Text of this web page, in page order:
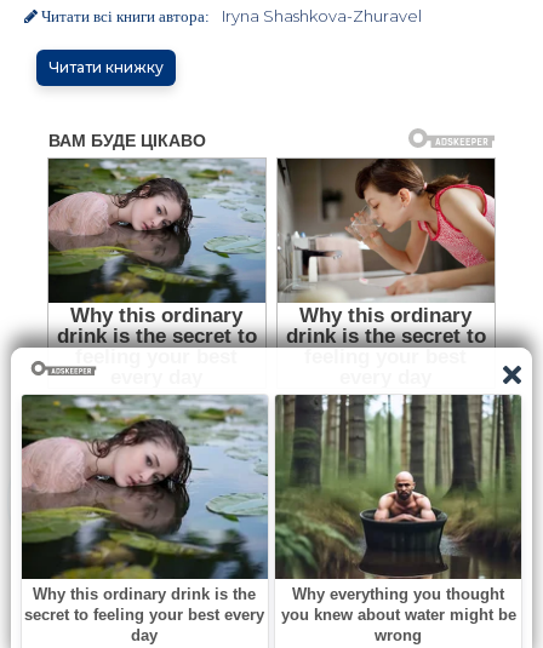
Читати всі книги автора: Iryna Shashkova-Zhuravel
Читати книжку